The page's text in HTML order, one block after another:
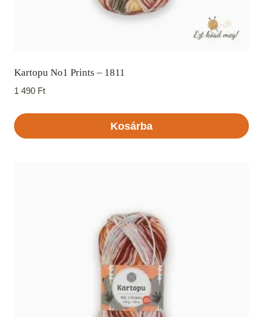
Kartopu No1 Prints – 1811
1 490 Ft
Kosárba